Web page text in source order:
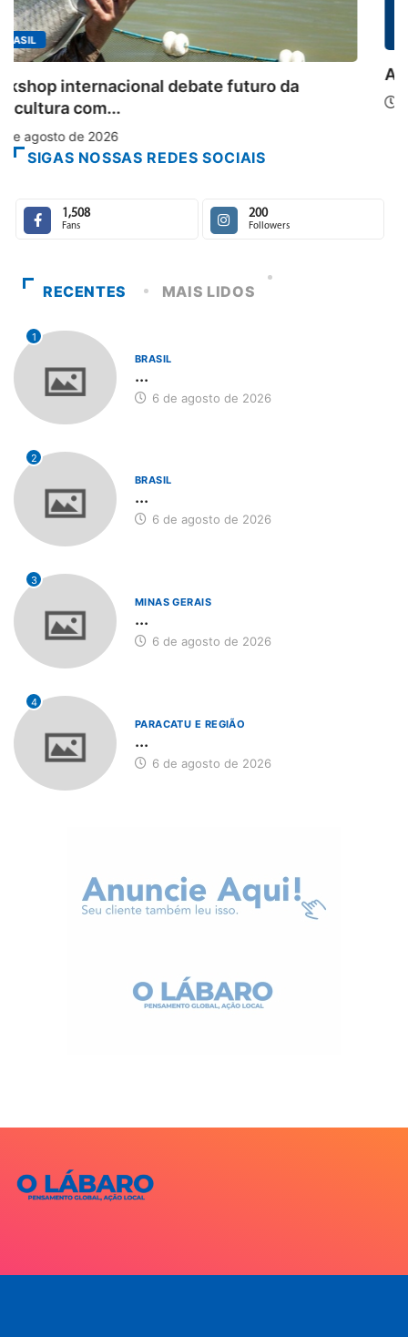
MINAS GERAIS
Aberto o credenciamento de imprensa para
6 de agosto de 2026
SIGAS NOSSAS REDES SOCIAIS
1,508
Fans
200
Followers
RECENTES MAIS LIDOS
1
BRASIL
...
6 de agosto de 2026
2
BRASIL
...
6 de agosto de 2026
3
MINAS GERAIS
...
6 de agosto de 2026
4
PARACATU E REGIÃO
...
6 de agosto de 2026